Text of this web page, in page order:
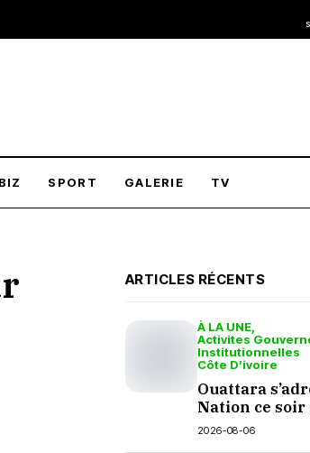
SPORT GALERIE TV
ARTICLES RÉCENTS
À LA UNE
Activites
Institutionnelles
Côte D’ivoire
Ouattara
Nation ce soir
questions en
2026-08-06